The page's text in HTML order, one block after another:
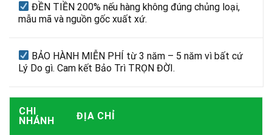
ĐỀN TIỀN 200% nếu hàng không đúng chủng loại,
mẫu mã và nguồn gốc xuất xứ.
BẢO HÀNH MIỄN PHÍ từ 3 năm – 5 năm vì bất cứ
Lý Do gì. Cam kết Bảo Trì TRỌN ĐỜI.
CHI
NHÁNH
ĐỊA CHỈ